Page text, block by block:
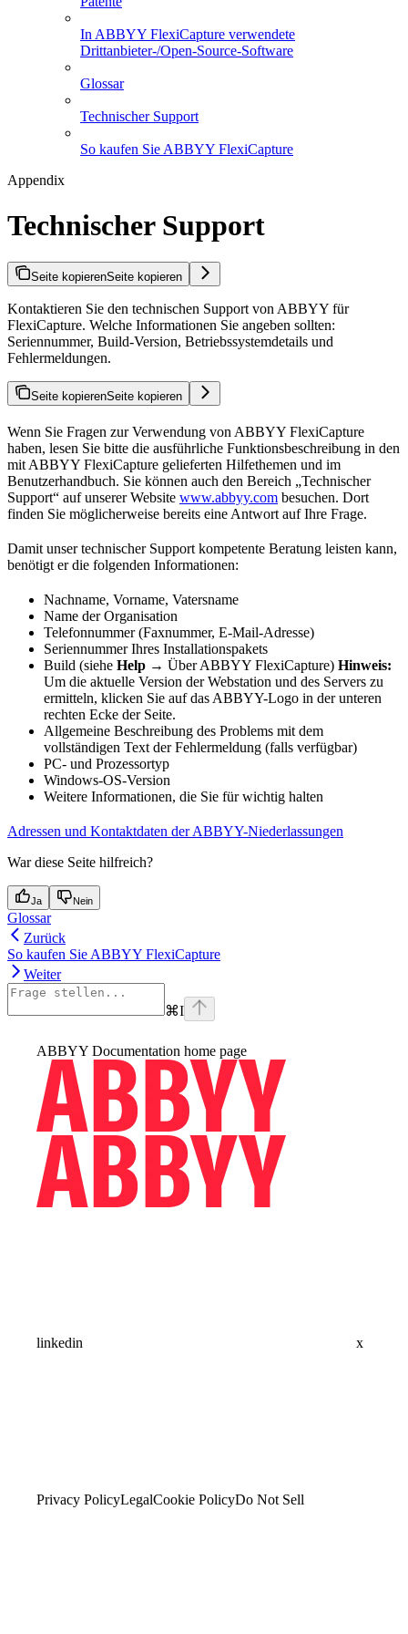
In ABBYY FlexiCapture verwendete
Drittanbieter-/Open-Source-Software
Glossar
Technischer Support
So kaufen Sie ABBYY FlexiCapture
Appendix
Technischer Support
Seite kopierenSeite kopieren
Kontaktieren Sie den technischen Support von ABBYY für
FlexiCapture. Welche Informationen Sie angeben sollten:
Seriennummer, Build-Version, Betriebssystemdetails und
Fehlermeldungen.
Seite kopierenSeite kopieren
Wenn Sie Fragen zur Verwendung von ABBYY FlexiCapture
haben, lesen Sie bitte die ausführliche Funktionsbeschreibung in den
mit ABBYY FlexiCapture gelieferten Hilfethemen und im
Benutzerhandbuch. Sie können auch den Bereich „Technischer
Support“ auf unserer Website www.abbyy.com besuchen. Dort
finden Sie möglicherweise bereits eine Antwort auf Ihre Frage.
Damit unser technischer Support kompetente Beratung leisten kann,
benötigt er die folgenden Informationen:
Nachname, Vorname, Vatersname
Name der Organisation
Telefonnummer (Faxnummer, E-Mail-Adresse)
Seriennummer Ihres Installationspakets
Build (siehe Help → Über ABBYY FlexiCapture) Hinweis:
Um die aktuelle Version der Webstation und des Servers zu
ermitteln, klicken Sie auf das ABBYY-Logo in der unteren
rechten Ecke der Seite.
Allgemeine Beschreibung des Problems mit dem
vollständigen Text der Fehlermeldung (falls verfügbar)
PC- und Prozessortyp
Windows-OS-Version
Weitere Informationen, die Sie für wichtig halten
Adressen und Kontaktdaten der ABBYY-Niederlassungen
War diese Seite hilfreich?
Ja Nein
Glossar
Zurück
So kaufen Sie ABBYY FlexiCapture
Weiter
⌘I
ABBYY Documentation home page
linkedin x
Privacy PolicyLegalCookie PolicyDo Not Sell